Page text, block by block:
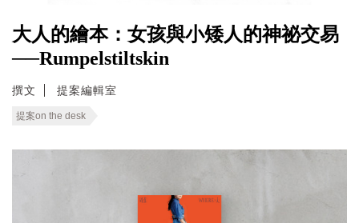
大人的繪本：女孩與小矮人的神祕交易
──Rumpelstiltskin
撰文 提案編輯室
提案on the desk